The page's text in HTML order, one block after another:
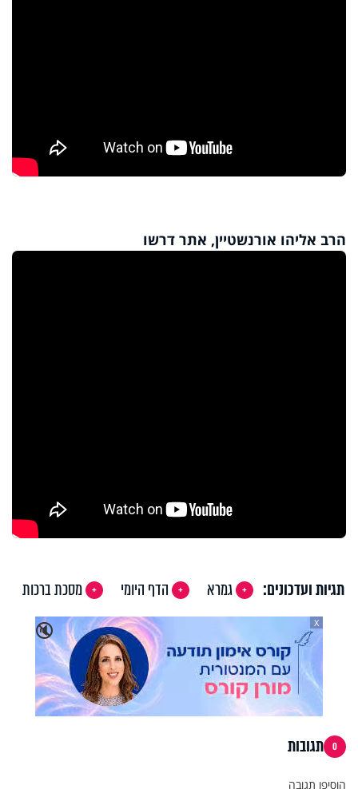
הרב אליהו אורנשטיין, אתר דרשו
תגיות ועדכונים: גמרא הדף היומי
מסכת ברכות
🔇
X
0 תגובות
הוסיפו תגובה